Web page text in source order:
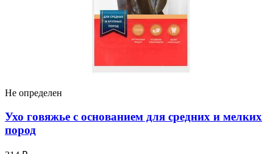
Не определен
Ухо говяжье с основанием для средних и мелких
пород